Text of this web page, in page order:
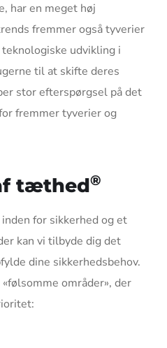
har en meget høj
fremmer også tyverier
udvikling i
til at skifte deres
stor efterspørgsel på det
fremmer tyverier og
tæthed®
for sikkerhed og et
kan vi tilbyde dig det
dine sikkerhedsbehov.
områder», der